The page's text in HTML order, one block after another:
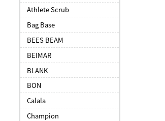
Athlete Scrub
Bag Base
BEES BEAM
BEIMAR
BLANK
BON
Calala
Champion